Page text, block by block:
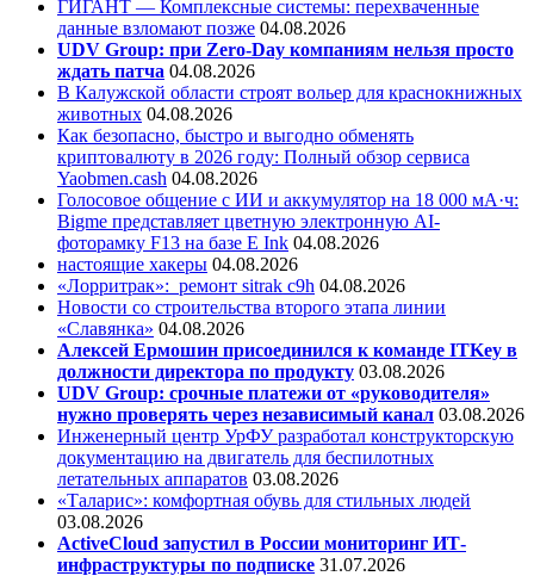
ГИГАНТ — Комплексные системы: перехваченные
данные взломают позже 04.08.2026
UDV Group: при Zero-Day компаниям нельзя просто
ждать патча 04.08.2026
В Калужской области строят вольер для краснокнижных
животных 04.08.2026
Как безопасно, быстро и выгодно обменять
криптовалюту в 2026 году: Полный обзор сервиса
Yaobmen.cash 04.08.2026
Голосовое общение с ИИ и аккумулятор на 18 000 мА·ч:
Bigme представляет цветную электронную AI-
фоторамку F13 на базе E Ink 04.08.2026
настоящие хакеры 04.08.2026
«Лорритрак»: ремонт sitrak c9h 04.08.2026
Новости со строительства второго этапа линии
«Славянка» 04.08.2026
Алексей Ермошин присоединился к команде ITKey в
должности директора по продукту 03.08.2026
UDV Group: срочные платежи от «руководителя»
нужно проверять через независимый канал 03.08.2026
Инженерный центр УрФУ разработал конструкторскую
документацию на двигатель для беспилотных
летательных аппаратов 03.08.2026
«Таларис»: комфортная обувь для стильных людей
03.08.2026
ActiveCloud запустил в России мониторинг ИТ-
инфраструктуры по подписке 31.07.2026